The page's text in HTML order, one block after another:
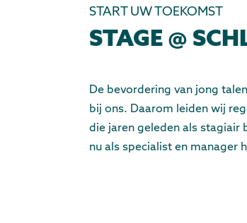
START UW TOEKOMST
STAGE @
De bevordering van jong
bij ons. Daarom leiden wij
die jaren geleden als stagiair
nu als specialist en manager